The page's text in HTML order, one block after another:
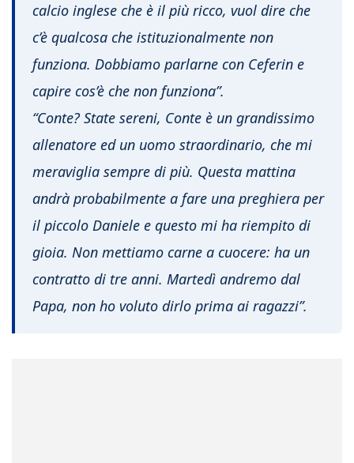
calcio inglese che è il più ricco, vuol dire che
c’è qualcosa che istituzionalmente non
funziona. Dobbiamo parlarne con Ceferin e
capire cos’è che non funziona”.
“Conte? State sereni, Conte è un grandissimo
allenatore ed un uomo straordinario, che mi
meraviglia sempre di più. Questa mattina
andrà probabilmente a fare una preghiera per
il piccolo Daniele e questo mi ha riempito di
gioia. Non mettiamo carne a cuocere: ha un
contratto di tre anni. Martedì andremo dal
Papa, non ho voluto dirlo prima ai ragazzi”.